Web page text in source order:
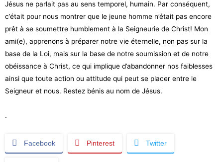
Jésus ne parlait pas au sens temporel, humain. Par conséquent,
c’était pour nous montrer que le jeune homme n’était pas encore
prêt à se soumettre humblement à la Seigneurie de Christ! Mon
ami(e), apprenons à préparer notre vie éternelle, non pas sur la
base de la Loi, mais sur la base de notre soumission et de notre
obéissance à Christ, ce qui implique d’abandonner nos faiblesses
ainsi que toute action ou attitude qui peut se placer entre le
Seigneur et nous. Restez bénis au nom de Jésus.
.
Facebook Pinterest Twitter